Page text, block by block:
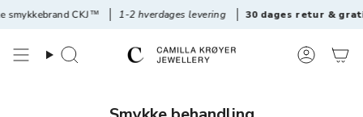
Videre
smykkebrand CKJ™ 1-2 hverdages levering 30 dages retur &
Søg Konto